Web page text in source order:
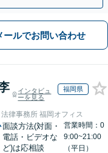
ールでお問い合わせ
インタビュ
ーを見る
福岡県
律事務所 福岡オフィス
面談方法(対面・
電話・ビデオな
ど)は応相談
営業時間：0
9:00~21:00
（平日）